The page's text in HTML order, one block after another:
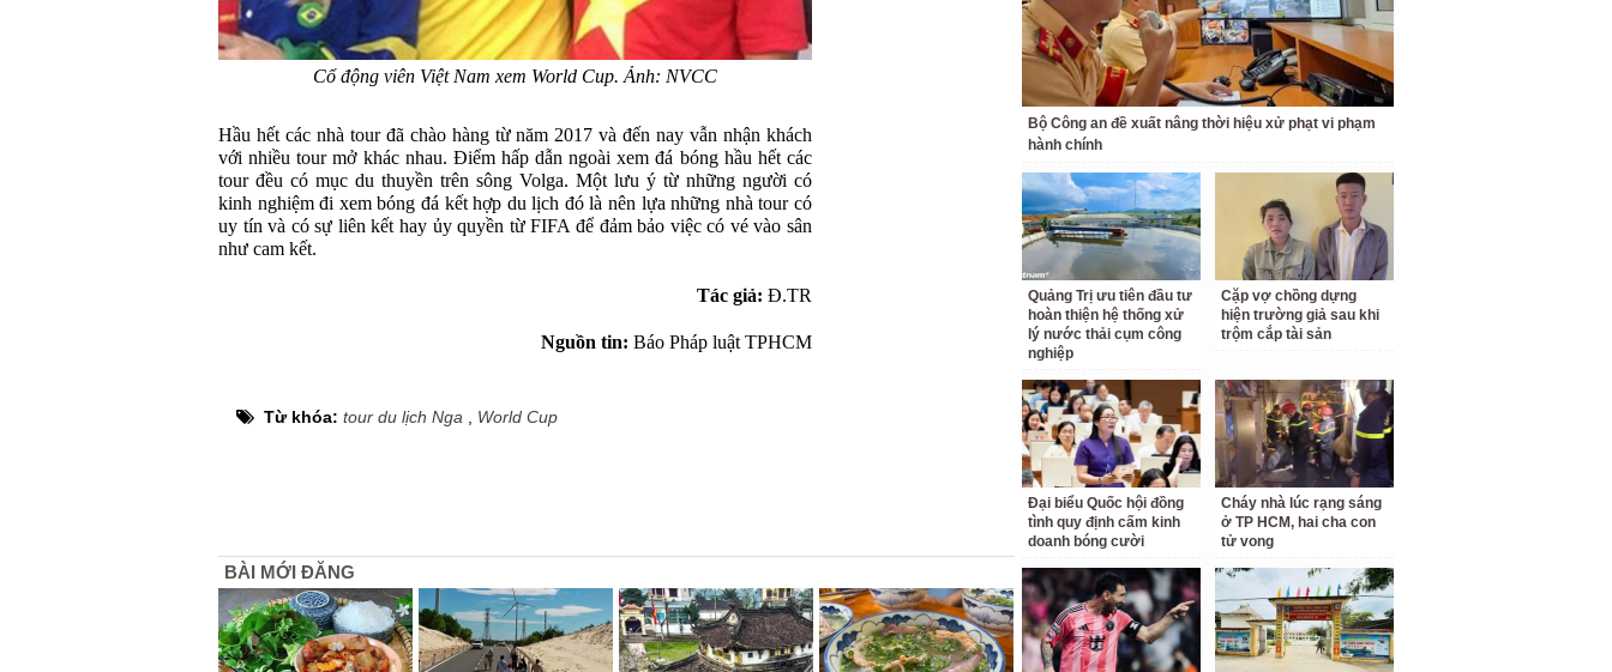
Cổ động viên Việt Nam xem World Cup. Ảnh: NVCC
Hầu hết các nhà tour đã chào hàng từ năm 2017 và đến nay vẫn nhận khách
với nhiều tour mở khác nhau. Điểm hấp dẫn ngoài xem đá bóng hầu hết các
tour đều có mục du thuyền trên sông Volga. Một lưu ý từ những người có
kinh nghiệm đi xem bóng đá kết hợp du lịch đó là nên lựa những nhà tour có
uy tín và có sự liên kết hay ủy quyền từ FIFA để đảm bảo việc có vé vào sân
như cam kết.
Tác giả: Đ.TR
Nguồn tin: Báo Pháp luật TPHCM
Từ khóa: tour du lịch Nga World Cup
BÀI MỚI ĐĂNG
Bộ Công an đề xuất nâng thời hiệu xử phạt vi phạm
hành chính
Quảng Trị ưu tiên đầu tư
hoàn thiện hệ thống xử
lý nước thải cụm công
nghiệp
Cặp vợ chồng dựng
hiện trường giả sau khi
trộm cắp tài sản
Đại biểu Quốc hội đồng
tình quy định cấm kinh
doanh bóng cười
Cháy nhà lúc rạng sáng
ở TP HCM, hai cha con
tử vong